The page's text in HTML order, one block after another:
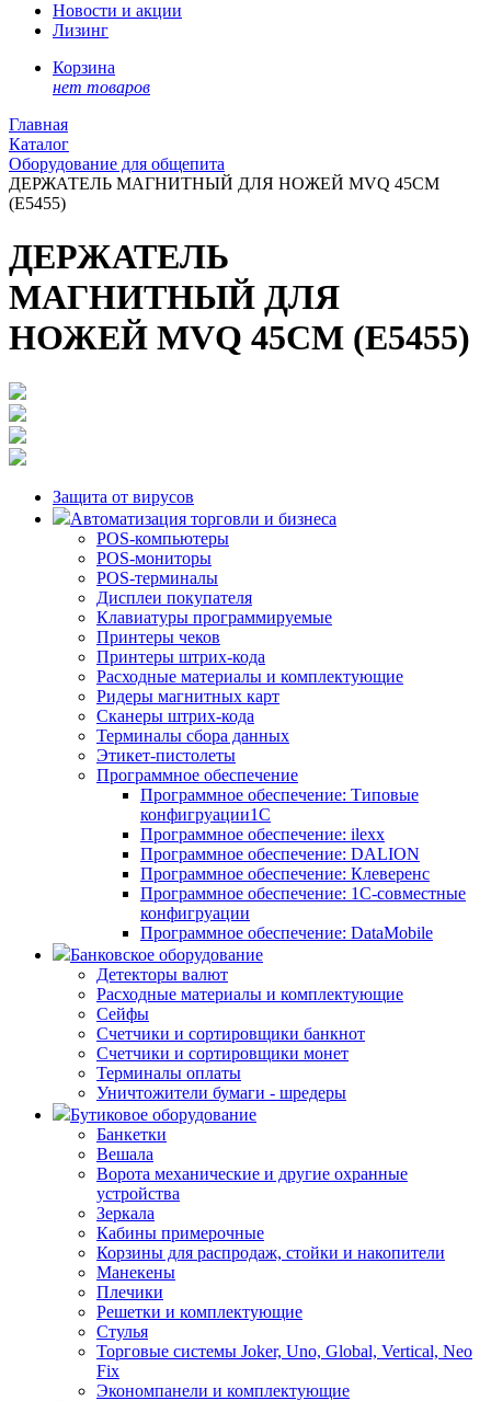
Новости и акции
Лизинг
Корзина
нет товаров
Главная
Каталог
Оборудование для общепита
ДЕРЖАТЕЛЬ МАГНИТНЫЙ ДЛЯ НОЖЕЙ MVQ 45СМ
(E5455)
ДЕРЖАТЕЛЬ
МАГНИТНЫЙ ДЛЯ
НОЖЕЙ MVQ 45СМ (E5455)
Защита от вирусов
Автоматизация торговли и бизнеса
POS-компьютеры
POS-мониторы
POS-терминалы
Дисплеи покупателя
Клавиатуры программируемые
Принтеры чеков
Принтеры штрих-кода
Расходные материалы и комплектующие
Ридеры магнитных карт
Сканеры штрих-кода
Терминалы сбора данных
Этикет-пистолеты
Программное обеспечение
Программное обеспечение: Типовые
конфигруации1С
Программное обеспечение: ilexx
Программное обеспечение: DALION
Программное обеспечение: Клеверенс
Программное обеспечение: 1С-совместные
конфигруации
Программное обеспечение: DataMobile
Банковское оборудование
Детекторы валют
Расходные материалы и комплектующие
Сейфы
Счетчики и сортировщики банкнот
Счетчики и сортировщики монет
Терминалы оплаты
Уничтожители бумаги - шредеры
Бутиковое оборудование
Банкетки
Вешала
Ворота механические и другие охранные
устройства
Зеркала
Кабины примерочные
Корзины для распродаж, стойки и накопители
Манекены
Плечики
Решетки и комплектующие
Стулья
Торговые системы Joker, Uno, Global, Vertical, Neo
Fix
Экономпанели и комплектующие